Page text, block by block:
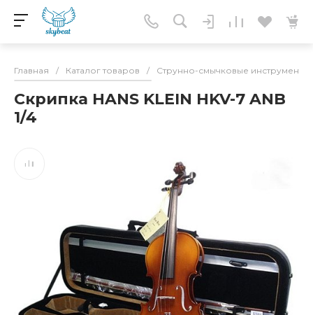
Главная / Каталог товаров / Струнно-смычковые инструменты
Скрипка HANS KLEIN HKV-7 ANB
1/4